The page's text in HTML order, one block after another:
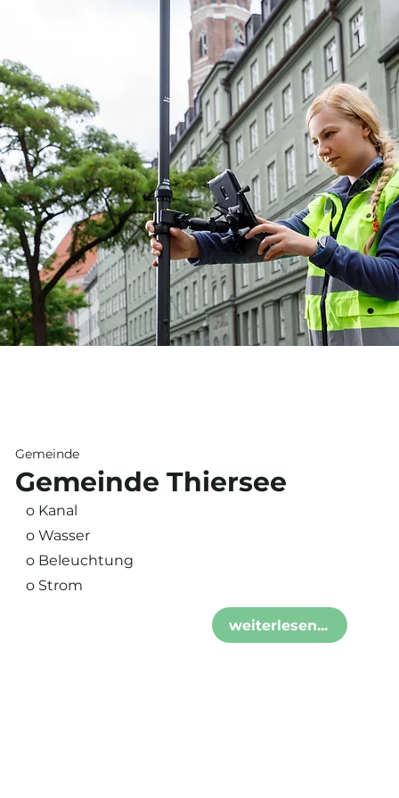
Gemeinde
Gemeinde Thiersee
o Kanal
o Wasser
o Beleuchtung
o Strom
weiterlesen...